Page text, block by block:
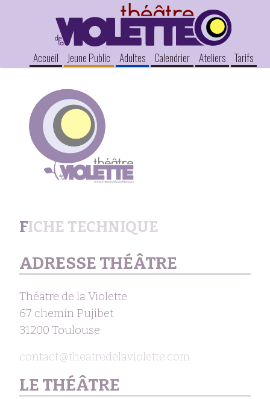
Accueil Jeune Public Adultes Calendrier Ateliers Tarifs
FICHE TECHNIQUE
ADRESSE THÉÂTRE
Théâtre de la Violette
67 chemin Pujibet
31200 Toulouse
contact@theatredelaviolette.com
LE THÉÂTRE